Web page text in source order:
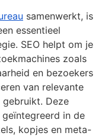
samenwerkt, is
essentieel
SEO helpt om je
zoals
en bezoekers
van relevante
Deze
in de
kopjes en meta-